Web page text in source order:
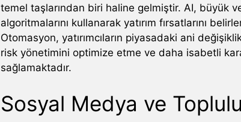
temel taşlarından biri haline gelmiştir. AI, büyük
algoritmalarını kullanarak yatırım fırsatlarını
Otomasyon, yatırımcıların piyasadaki ani
risk yönetimini optimize etme ve daha isabetli
sağlamaktadır.
Sosyal Medya ve